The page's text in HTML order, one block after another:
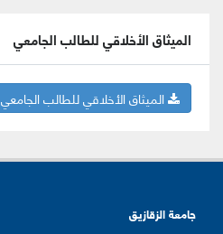
الميثاق الأخلاقي للطالب الجامعي
الميثاق الأخلاقي للطالب الجامعي
جامعة الزقازيق